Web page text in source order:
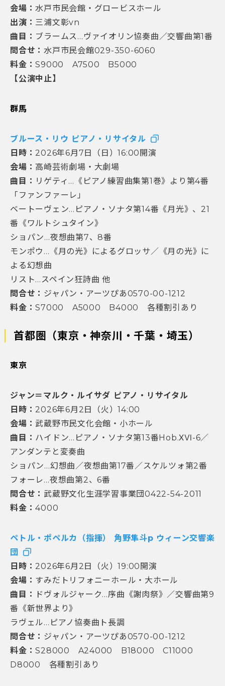
会場：水戸市民会館・グロービスホール
出演： 三浦文彰vn
曲目： ブラームス…ヴァイオリン協奏曲／交響曲第1番
問合せ： 水戸市民会館029-350-6060
料金：S9000 A7500 B5000
【公演中止】
群馬
ブルース・リウ ピアノ・リサイタル
日時： 2026年6月7日（日）16:00開演
会場：高崎芸術劇場・大劇場
曲目： リゲティ…《ピアノ練習曲集第1巻》より第4番
「ファンファーレ」
ベートーヴェン…ピアノ・ソナタ第14番《月光》、21
番《ワルトシュタイン》
ショパン…夜想曲第7、8番
モンポウ…《月の光》によるグロッサ／《月の光》に
よる幻想曲
リスト…スペイン狂詩曲 他
問合せ： ジャパン・アーツぴあ0570-00-1212
料金：S7000 A5000 B4000 各種割引あり
首都圏（東京・神奈川・千葉・埼玉）
東京
ジャン＝マルク・ルイサダ ピアノ・リサイタル
日時： 2026年6月2日（火）14:00
会場： 武蔵野市民文化会館・小ホール
曲目： ハイドン…ピアノ・ソナタ第13番Hob.ⅩⅥ-6／
アンダンテと変奏曲
ショパン…幻想曲／夜想曲第17番／スケルツォ第2番
フォーレ…夜想曲第2、6番
問合せ： 武蔵野文化生涯学習事業団0422-54-2011
料金：4000
ペトル・ポペルカ（指揮） 角野隼斗p ウィーン交響楽
団
日時： 2026年6月2日（火）19:00開演
会場： すみだトリフォニーホール・大ホール
曲目：
ドヴォルジャーク…序曲《謝肉祭》／交響曲第9
番《新世界より》
ラヴェル…ピアノ協奏曲ト長調
問合せ： ジャパン・アーツぴあ0570-00-1212
料金：S28000 A24000 B18000 C11000
D8000 各種割引あり